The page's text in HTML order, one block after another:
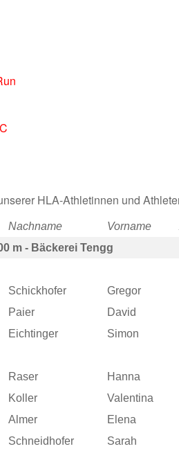
HLA-Athletinnen und
Nachname Vorname
m - Bäckerei Tengg
Schickhofer Gregor
Paier David
Eichtinger Simon
Raser Hanna
Koller Valentina
Almer Elena
Schneidhofer Sarah